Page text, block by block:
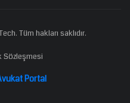
Tüm hakları saklıdır.
Sözleşmesi
Portal